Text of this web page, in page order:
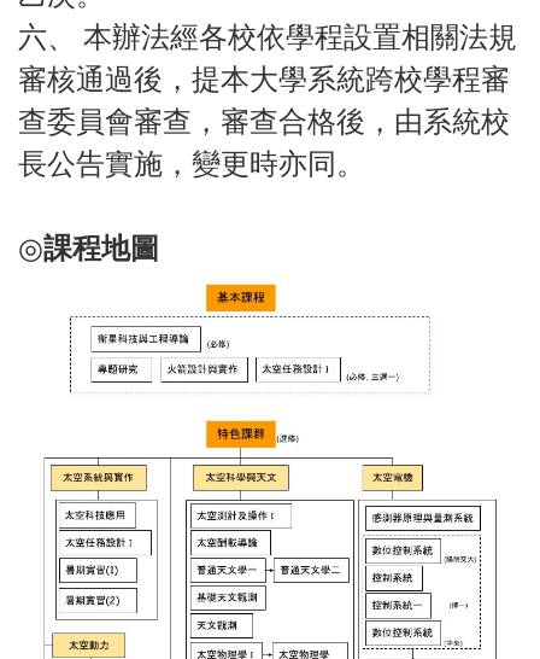
六、 本辦法經各校依學程設置相關法規
審核通過後，提本大學系統跨校學程審
查委員會審查，審查合格後，由系統校
長公告實施，變更時亦同。
◎課程地圖